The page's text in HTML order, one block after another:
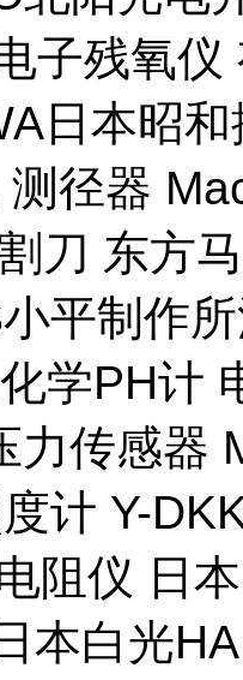
子残氧
日本昭
径器
刀 东方
平制作
学PH计
力传感器
计 Y-
阻仪 日
本白光